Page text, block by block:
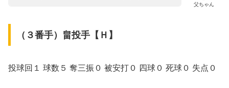
父ちゃん
（３番手）畠投手【Ｈ】
投球回１ 球数５ 奪三振０ 被安打０ 四球０ 死球０ 失点０